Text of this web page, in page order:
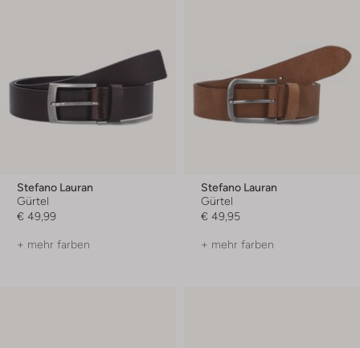
Stefano Lauran
Gürtel
€ 49,99
+ mehr farben
Stefano Lauran
Gürtel
€ 49,95
+ mehr farben